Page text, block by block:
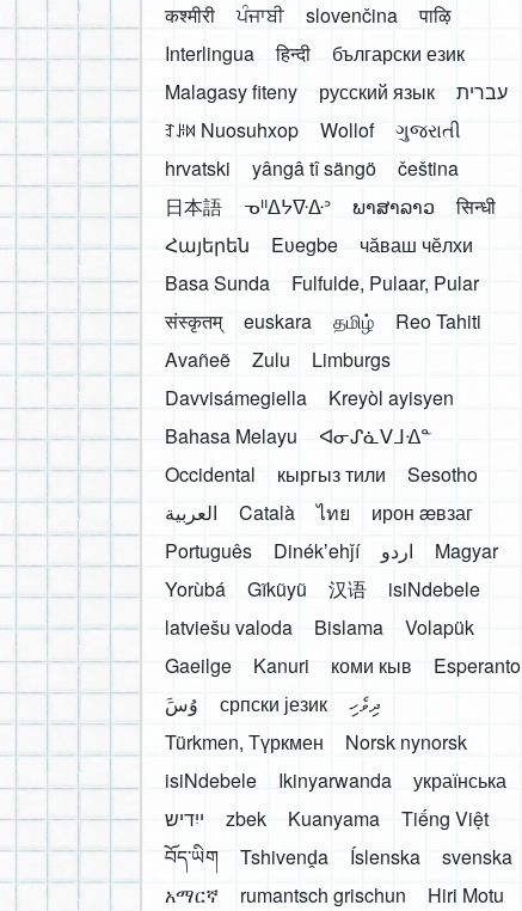
कश्मीरी
ਪੰਜਾਬੀ slovenčina
पाऴि
Interlingua
हिन्दी
български език
Malagasy fiteny
русский язык
עברית
ꆈꌠ꒿ Nuosuhxop
Wollof
ગુજરાતી
hrvatski
yângâ tî sängö
čeština
日本語
ᓀᐦᐃᔭᐍᐏᐣ ພາສາລາວ
सिन्धी
Հայերեն
Eʋegbe
чӑваш чӗлхи
Basa Sunda
Fulfulde, Pulaar, Pular
संस्कृतम्
euskara தமிழ்
Reo Tahiti
Avañeẽ
Zulu
Limburgs
Davvisámegiella
Kreyòl ayisyen
Bahasa Melayu
ᐊᓂᔑᓈᐯᒧᐎᓐ
Occidental
кыргыз тили
Sesotho
العربية
Català ไทย
ирон æвзаг
Português
Dinékʼehǰí اردو
Magyar
Yorùbá
Gĩkũyũ 汉语
isiNdebele
latviešu valoda
Bislama
Volapük
Gaeilge
Kanuri коми кыв
Esperanto
َوُسَ
српски језик
ދިވެހި
Türkmen, Түркмен
Norsk nynorsk
isiNdebele
Ikinyarwanda
українська
ייִדיש
zbek Kuanyama
Tiếng Việt
བོད་ཡིག
Tshivenḓa Íslenska
svenska
አማርኛ
rumantsch grischun
Hiri Motu